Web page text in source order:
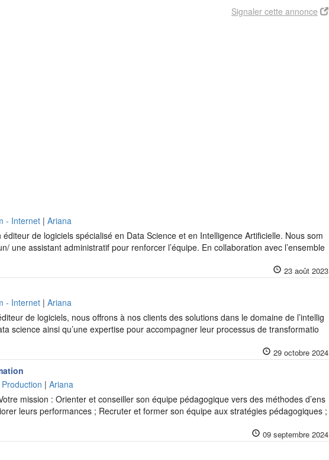
Signaler cette annonce
- Internet |Ariana
de logiciels spécialisé en Data Science et en Intelligence Artificielle. Nous som
une assistant administratif pour renforcer l’équipe. En collaboration avec l’ensemble
23 août 2023
- Internet |Ariana
de logiciels, nous offrons à nos clients des solutions dans le domaine de l’intellig
science ainsi qu’une expertise pour accompagner leur processus de transformatio
29 octobre 2024
|Ariana
mission : Orienter et conseiller son équipe pédagogique vers des méthodes d’ens
leurs performances ; Recruter et former son équipe aux stratégies pédagogiques ;
09 septembre 2024